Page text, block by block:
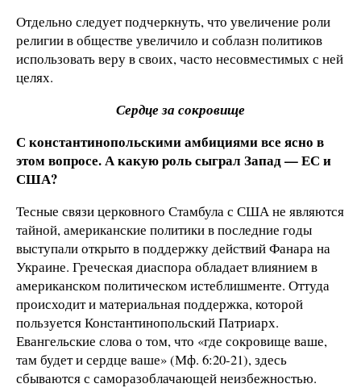
Отдельно следует подчеркнуть, что увеличение роли
религии в обществе увеличило и соблазн политиков
использовать веру в своих, часто несовместимых с ней
целях.
Сердце за сокровище
С константинопольскими амбициями все ясно в
этом вопросе. А какую роль сыграл Запад — ЕС и
США?
Тесные связи церковного Стамбула с США не являются
тайной, американские политики в последние годы
выступали открыто в поддержку действий Фанара на
Украине. Греческая диаспора обладает влиянием в
американском политическом истеблишменте. Оттуда
происходит и материальная поддержка, которой
пользуется Константинопольский Патриарх.
Евангельские слова о том, что «где сокровище ваше,
там будет и сердце ваше» (Мф. 6:20-21), здесь
сбываются с саморазоблачающей неизбежностью.